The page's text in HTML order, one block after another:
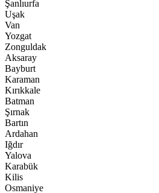
Şanlıurfa
Uşak
Van
Yozgat
Zonguldak
Aksaray
Bayburt
Karaman
Kırıkkale
Batman
Şırnak
Bartın
Ardahan
Iğdır
Yalova
Karabük
Kilis
Osmaniye